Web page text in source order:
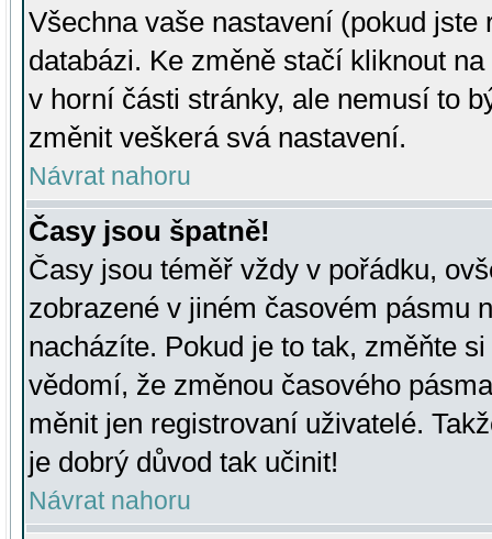
Všechna vaše nastavení (pokud
databázi. Ke změně stačí kliknout
v horní části stránky, ale nemusí to
změnit veškerá svá nastavení.
Návrat nahoru
Časy jsou špatně!
Časy jsou téměř vždy v pořádku,
zobrazené v jiném časovém pásmu
nacházíte. Pokud je to tak, změňte
vědomí, že změnou časového
měnit jen registrovaní uživatelé.
je dobrý důvod tak učinit!
Návrat nahoru